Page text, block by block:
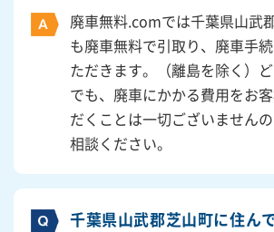
廃車無料.comでは千葉県山武
も廃車無料で引取り、廃車手
ただきます。（離島を除く）
でも、廃車にかかる費用をお
だくことは一切ございません
相談ください。
千葉県山武郡芝山町に住ん